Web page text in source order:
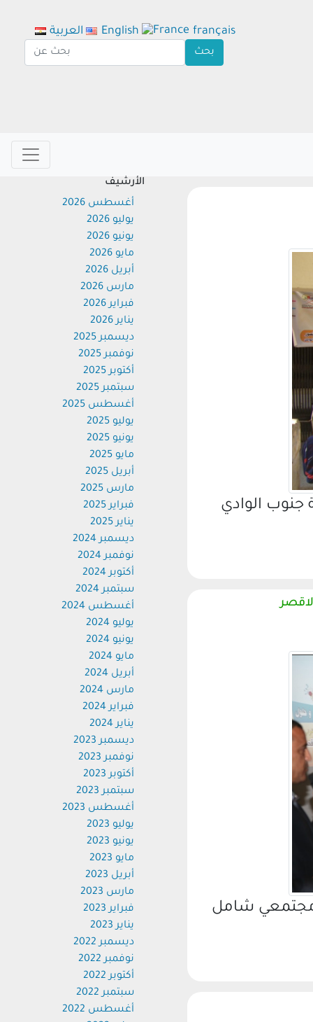
الوادي
شامل
الأرشيف
أغسطس 2026
يوليو 2026
يونيو 2026
مايو 2026
أبريل 2026
مارس 2026
فبراير 2026
يناير 2026
ديسمبر 2025
نوفمبر 2025
أكتوبر 2025
سبتمبر 2025
أغسطس 2025
يوليو 2025
يونيو 2025
مايو 2025
أبريل 2025
مارس 2025
فبراير 2025
يناير 2025
ديسمبر 2024
نوفمبر 2024
أكتوبر 2024
سبتمبر 2024
أغسطس 2024
يوليو 2024
يونيو 2024
مايو 2024
أبريل 2024
مارس 2024
فبراير 2024
يناير 2024
ديسمبر 2023
نوفمبر 2023
أكتوبر 2023
سبتمبر 2023
أغسطس 2023
يوليو 2023
يونيو 2023
مايو 2023
أبريل 2023
مارس 2023
فبراير 2023
يناير 2023
ديسمبر 2022
نوفمبر 2022
أكتوبر 2022
سبتمبر 2022
أغسطس 2022
العربية English français